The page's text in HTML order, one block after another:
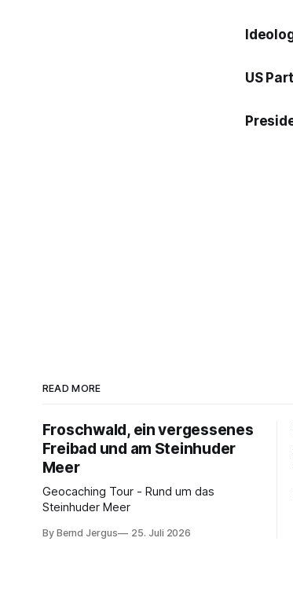
US
READ MORE
Froschwald, ein vergessenes
Freibad und am Steinhuder
Meer
Geocaching Tour - Rund um das
Steinhuder Meer
By Bernd Jergus 25. Juli 2026